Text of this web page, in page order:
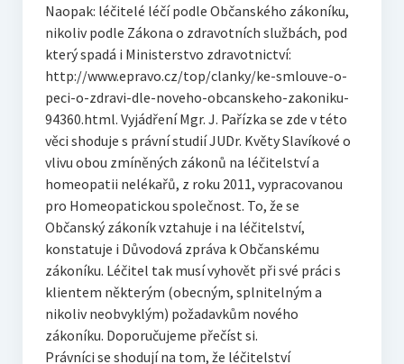
Naopak: léčitelé léčí podle Občanského zákoníku,
nikoliv podle Zákona o zdravotních službách, pod
který spadá i Ministerstvo zdravotnictví:
http://www.epravo.cz/top/clanky/ke-smlouve-o-
peci-o-zdravi-dle-noveho-obcanskeho-zakoniku-
94360.html. Vyjádření Mgr. J. Pařízka se zde v této
věci shoduje s právní studií JUDr. Květy Slavíkové o
vlivu obou zmíněných zákonů na léčitelství a
homeopatii nelékařů, z roku 2011, vypracovanou
pro Homeopatickou společnost. To, že se
Občanský zákoník vztahuje i na léčitelství,
konstatuje i Důvodová zpráva k Občanskému
zákoníku. Léčitel tak musí vyhovět při své práci s
klientem některým (obecným, splnitelným a
nikoliv neobvyklým) požadavkům nového
zákoníku. Doporučujeme přečíst si.
Právníci se shodují na tom, že léčitelství